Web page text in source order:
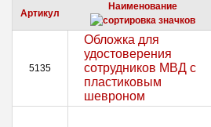
Артикул
Наименование
5135
Обложка для
удостоверения
сотрудников МВД с
пластиковым
шевроном